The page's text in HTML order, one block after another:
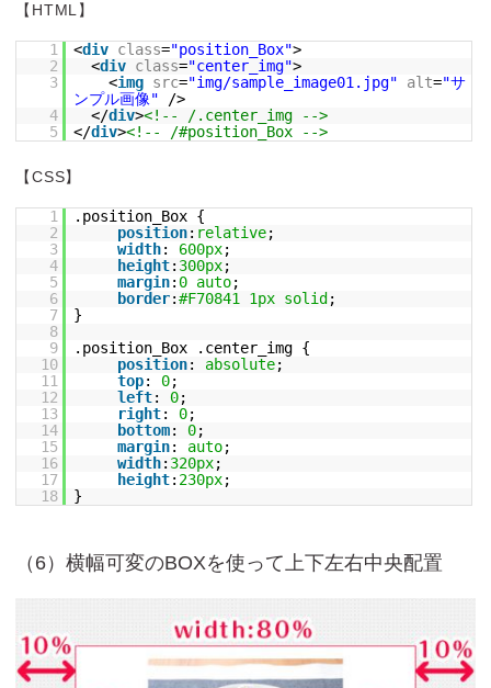
【HTML】
1 <div class="position_Box">
2
<div class="center_img">
3
<img src="img/sample_image01.jpg" alt="サ
ンプル画像"
/>
4
</div><!-- /.center_img -->
5
</div><!-- /#position_Box -->
【CSS】
1
.position_Box {
2
position: relative;
3
width: 600px;
4
height: 300px;
5
margin: 0 auto;
6
border:#F70841 1px solid ;
7
}
8
9
.position_Box .center_img {
10
position: absolute;
11
top: 0;
12
left: 0;
13
right: 0;
14
bottom: 0;
15
margin: auto;
16
width: 320px;
17
height: 230px;
18
}
（6）横幅可変のBOXを使って上下左右中央配置